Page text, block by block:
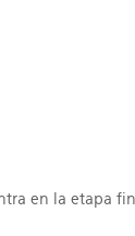
en la etapa